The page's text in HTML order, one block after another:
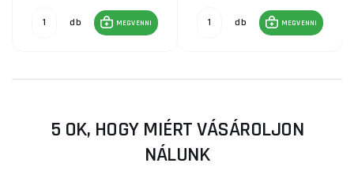
db MEGVENNI db MEGVENNI
5 OK, HOGY MIÉRT VÁSÁROLJON
NÁLUNK